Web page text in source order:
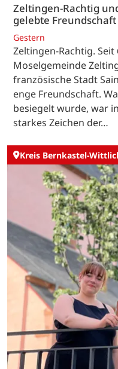
Zeltingen-Rachtig
gelebte
Gestern
Zeltingen-Rachtig.
Moselgemeinde
französische Stadt
enge Freundschaft.
besiegelt wurde, war
starkes Zeichen der…
Kreis Bernkastel-